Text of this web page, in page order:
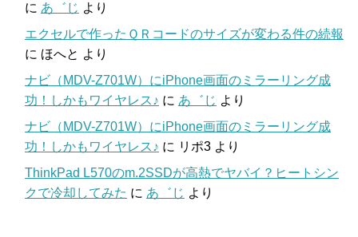
に あ゛じ より
エクセルで作ったＱＲコードのサイズが変わる件の続報
に ほへと より
ナビ（MDV-Z701W）にiPhone画面のミラーリング成
功！しかもワイヤレス♪ に あ゛じ より
ナビ（MDV-Z701W）にiPhone画面のミラーリング成
功！しかもワイヤレス♪ に リポ3 より
ThinkPad L570のm.2SSDが高熱でヤバイ？ヒートシン
クで冷却してみた に あ゛じ より